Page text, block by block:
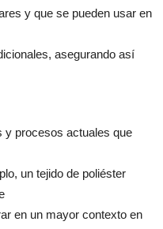
y que se pueden usar en
asegurando así
y procesos actuales que
un tejido de poliéster
en un mayor contexto en